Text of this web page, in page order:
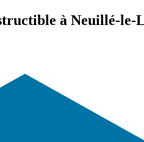
à Neuillé-le-